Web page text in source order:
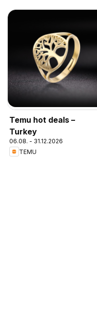
Temu hot deals –
Turkey
06.08. - 31.12.2026
TEMU